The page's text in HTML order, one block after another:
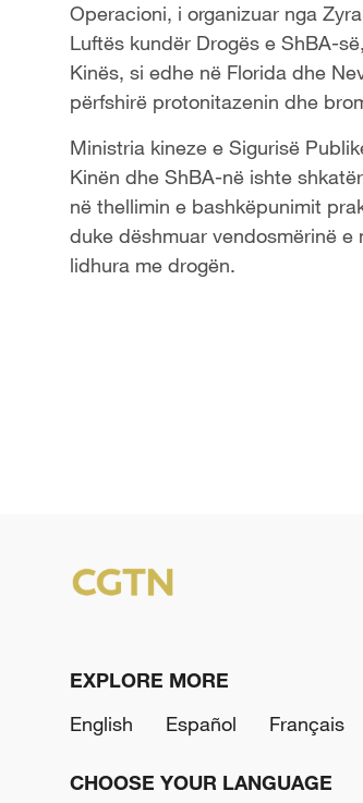
Operacioni, i organizuar nga
Luftës kundër Drogës e ShBA-
Kinës, si edhe në Florida dhe
përfshirë protonitazenin dhe
Ministria kineze e Sigurisë
Kinën dhe ShBA-në ishte
në thellimin e bashkëpunimit
duke dëshmuar vendosmërinë
lidhura me drogën.
EXPLORE MORE
English
Español Français
CHOOSE YOUR LANGUAGE